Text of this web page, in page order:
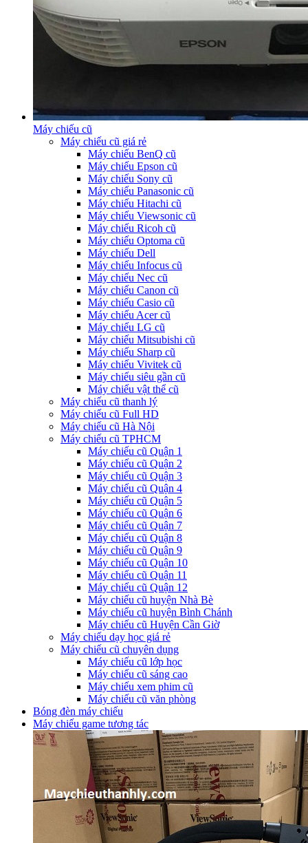
Máy chiếu cũ
Máy chiếu cũ giá rẻ
Máy chiếu BenQ cũ
Máy chiếu Epson cũ
Máy chiếu Sony cũ
Máy chiếu Panasonic cũ
Máy chiếu Hitachi cũ
Máy chiếu Viewsonic cũ
Máy chiếu Ricoh cũ
Máy chiếu Optoma cũ
Máy chiếu Dell
Máy chiếu Infocus cũ
Máy chiếu Nec cũ
Máy chiếu Canon cũ
Máy chiếu Casio cũ
Máy chiếu Acer cũ
Máy chiếu LG cũ
Máy chiếu Mitsubishi cũ
Máy chiếu Sharp cũ
Máy chiếu Vivitek cũ
Máy chiếu siêu gần cũ
Máy chiếu vật thể cũ
Máy chiếu cũ thanh lý
Máy chiếu cũ Full HD
Máy chiếu cũ Hà Nội
Máy chiếu cũ TPHCM
Máy chiếu cũ Quận 1
Máy chiếu cũ Quận 2
Máy chiếu cũ Quận 3
Máy chiếu cũ Quận 4
Máy chiếu cũ Quận 5
Máy chiếu cũ Quận 6
Máy chiếu cũ Quận 7
Máy chiếu cũ Quận 8
Máy chiếu cũ Quận 9
Máy chiếu cũ Quận 10
Máy chiếu cũ Quận 11
Máy chiếu cũ Quận 12
Máy chiếu cũ huyện Nhà Bè
Máy chiếu cũ huyện Bình Chánh
Máy chiếu cũ Huyện Cần Giờ
Máy chiếu dạy học giá rẻ
Máy chiếu cũ chuyên dụng
Máy chiếu cũ lớp học
Máy chiếu cũ sáng cao
Máy chiếu xem phim cũ
Máy chiếu cũ văn phòng
Bóng đèn máy chiếu
Máy chiếu game tương tác